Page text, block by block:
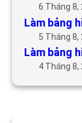
6 Tháng 8,
Làm bảng
5 Tháng 8,
Làm bảng
4 Tháng 8,